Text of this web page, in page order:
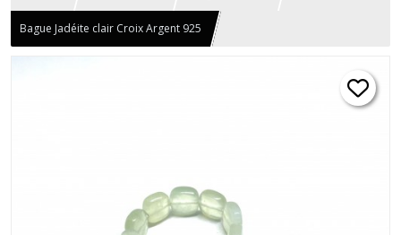
Bague Jadéite clair Croix Argent 925